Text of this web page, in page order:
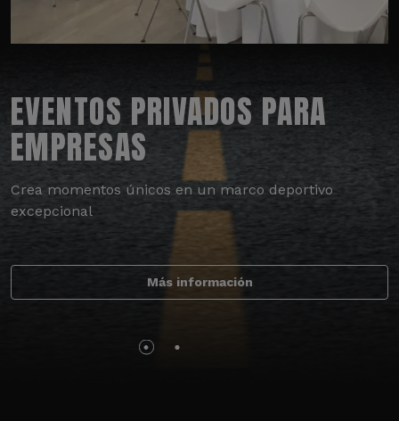
EVENTOS PRIVADOS PARA
EMPRESAS
Crea momentos únicos en un marco deportivo
excepcional
Más información